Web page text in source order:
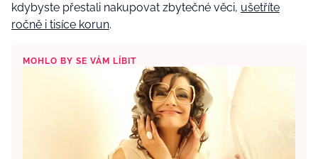
kdybyste přestali nakupovat zbytečné věci, ušetříte
ročně i tisíce korun.
MOHLO BY SE VÁM LÍBIT